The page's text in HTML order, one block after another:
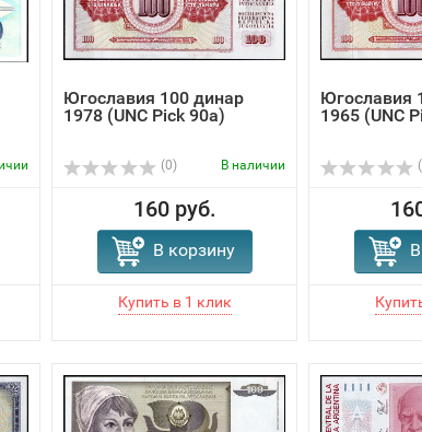
Югославия 100 динар
1978 (UNC Pick 90a)
(0) В наличии
160 руб.
В корзину
Югославия
1965 (UNC